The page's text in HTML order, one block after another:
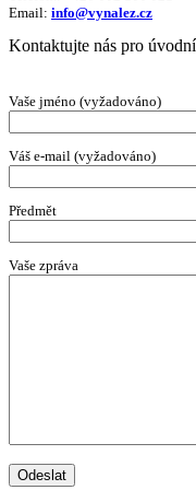
Email: info@vynalez.cz
Kontaktujte nás pro
Vaše jméno (vyžadováno)
Váš e-mail (vyžadováno)
Předmět
Vaše zpráva